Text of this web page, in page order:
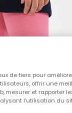
de tiers pour
offrir une
mesurer et rapporter
l'utilisation du